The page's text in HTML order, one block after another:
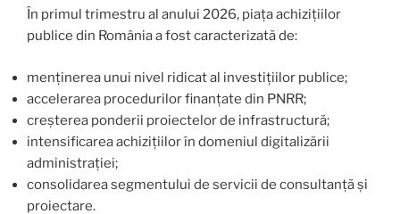
În primul trimestru al anului 2026, piața achizițiilor
publice din România a fost caracterizată de:
menținerea unui nivel ridicat al investițiilor publice;
accelerarea procedurilor finanțate din PNRR;
creșterea ponderii proiectelor de infrastructură;
intensificarea achizițiilor în domeniul digitalizării
administrației;
consolidarea segmentului de servicii de consultanță și
proiectare.